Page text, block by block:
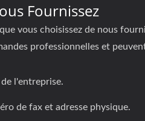
Fournissez
vous choisissez de nous
professionnelles et
l'entreprise.
de fax et adresse physique.